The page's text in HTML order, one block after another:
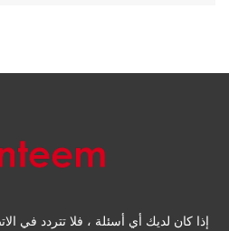
إذا كان لديك أي أسئلة ، فلا تتردد في